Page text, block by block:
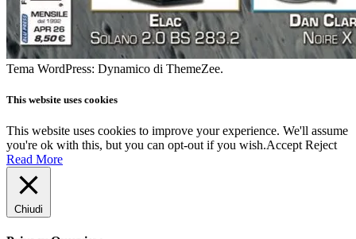
Tema WordPress: Dynamico di ThemeZee.
This website uses cookies
This website uses cookies to improve your experience. We'll assume
you're ok with this, but you can opt-out if you wish.Accept Reject
Read More
Chiudi